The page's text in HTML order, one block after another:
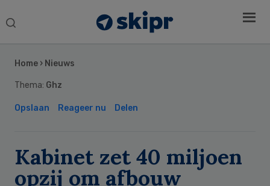
Search
Home › Nieuws
Thema: Ghz
Opslaan Reageer nu Delen
Kabinet zet 40 miljoen
opzij om afbouw
Sidebar